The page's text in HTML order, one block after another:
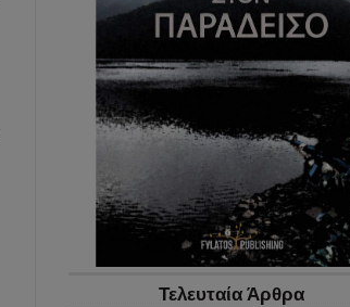
Τελευταία Άρθρα